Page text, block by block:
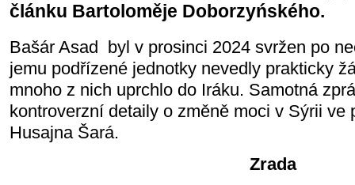
článku Bartoloměje Doborzyńského.
Bašár Asad byl v prosinci 2024 svržen po
jemu podřízené jednotky nevedly prakticky
mnoho z nich uprchlo do Iráku. Samotná
kontroverzní detaily o změně moci v Sýrii ve
Husajna Šará.
Zrada